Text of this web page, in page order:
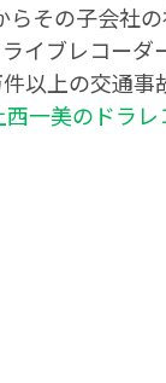
その子会社
イブレコーダ
以上の交通事
西一美のドラ